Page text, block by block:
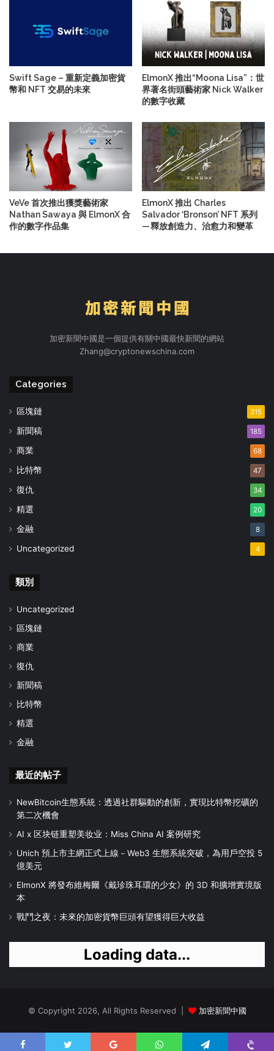
Swift Sage – 重新定義加密貨
幣和 NFT 交易的未來
ElmonX 推出“Moona Lisa”：世
界著名街頭藝術家 Nick Walker
的數字收藏
VeVe 首次推出獲獎藝術家
Nathan Sawaya 與 ElmonX 合
作的數字作品集
ElmonX 推出 Charles
Salvador ‘Bronson’ NFT 系列
— 釋放創造力、治愈力和變革
加密新聞中國是一個提供有關中國最快新聞的網站
Zhang@cryptonewschina.com
Categories
區塊鏈 315
新聞稿 185
商業 68
比特幣 47
復仇 34
精選 20
金融 8
Uncategorized 4
類別
Uncategorized
區塊鏈
商業
復仇
新聞稿
比特幣
精選
金融
最近的帖子
NewBitcoin生態系統：透過社群驅動的創新，實現比特幣挖礦的
第二次機會
AI x 区块链重塑美妆业：Miss China AI 案例研究
Unich 預上市主網正式上線－Web3 生態系統突破，為用戶空投 5
億美元
ElmonX 將發布維梅爾《戴珍珠耳環的少女》的 3D 和擴增實境版
本
戰鬥之夜：未來的加密貨幣巨頭有望獲得巨大收益
Loading data...
© Copyright 2026, All Rights Reserved | 加密新聞中國